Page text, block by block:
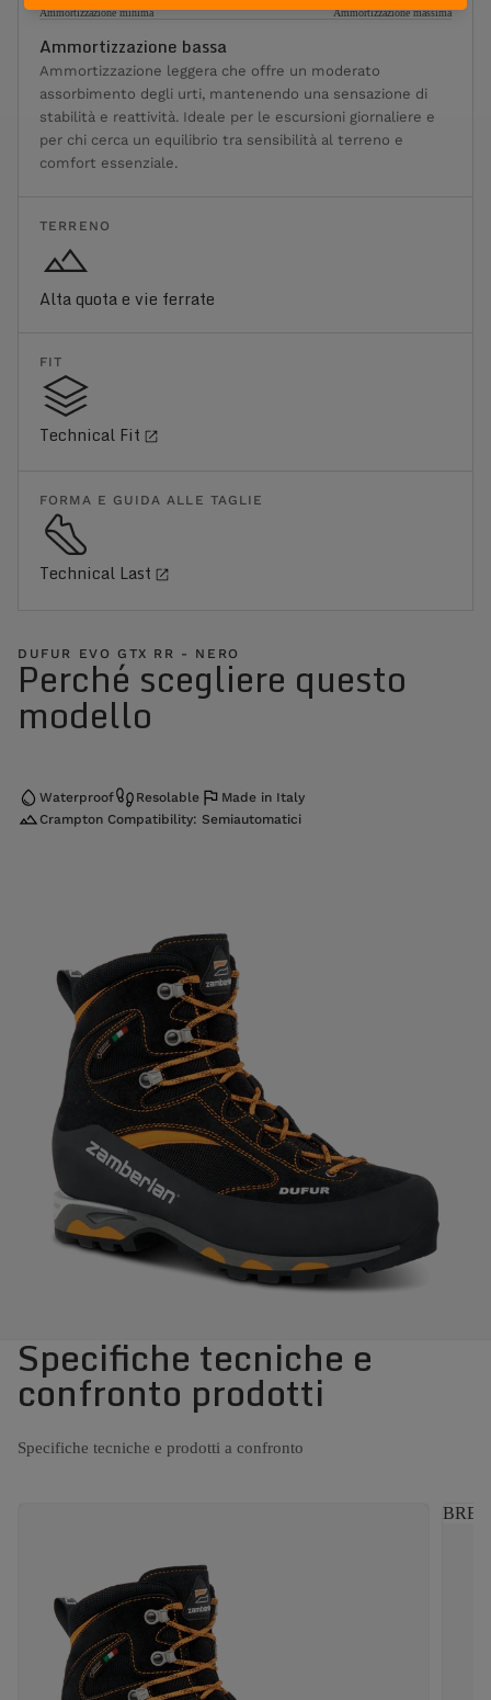
Ammortizzazione minima Ammortizzazione massima
Ammortizzazione bassa
Ammortizzazione leggera che offre un moderato
assorbimento degli urti, mantenendo una sensazione di
stabilità e reattività. Ideale per le escursioni giornaliere e
per chi cerca un equilibrio tra sensibilità al terreno e
comfort essenziale.
TERRENO
Alta quota e vie ferrate
FIT
Technical Fit
FORMA E GUIDA ALLE TAGLIE
Technical Last
DUFUR EVO GTX RR - NERO
Perché scegliere questo
modello
Waterproof Resolable
Made in Italy
Crampton Compatibility: Semiautomatici
Specifiche tecniche e
confronto prodotti
Specifiche tecniche e prodotti a confronto